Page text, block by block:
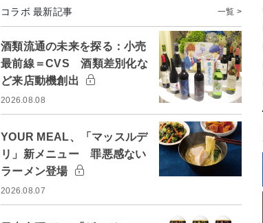
コラボ 最新記事 一覧 >
酒類流通の未来を探る：小売
最前線＝CVS 酒類差別化な
ど来店動機創出
2026.08.08
YOUR MEAL、「マッスルデ
リ」新メニュー 罪悪感ない
ラーメン登場
2026.08.07